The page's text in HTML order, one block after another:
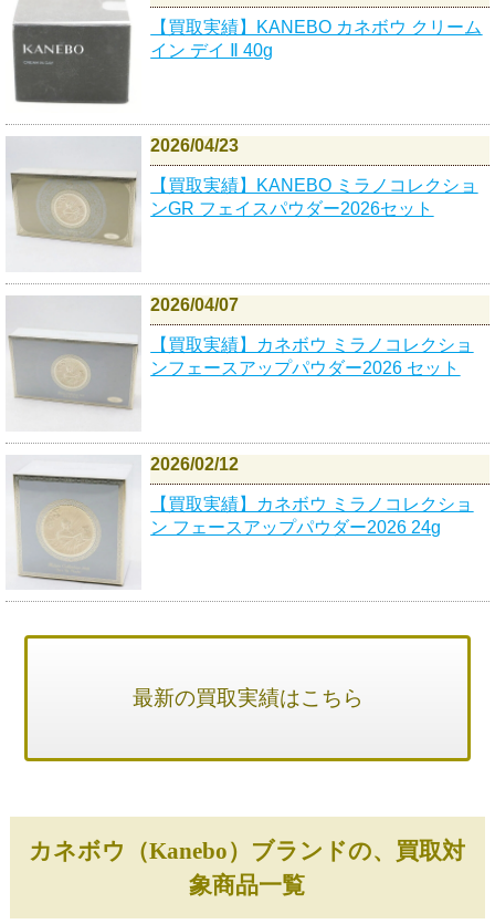
【買取実績】KANEBO カネボウ クリーム
イン デイ Ⅱ 40g
2026/04/23
【買取実績】KANEBO ミラノコレクショ
ンGR フェイスパウダー2026セット
2026/04/07
【買取実績】カネボウ ミラノコレクショ
ンフェースアップパウダー2026 セット
2026/02/12
【買取実績】カネボウ ミラノコレクショ
ン フェースアップパウダー2026 24g
最新の買取実績はこちら
カネボウ（Kanebo）ブランドの、買取対
象商品一覧